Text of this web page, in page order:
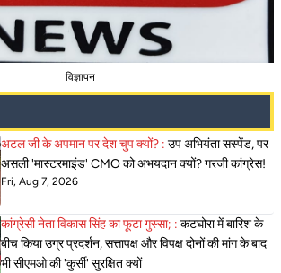
विज्ञापन
अटल जी के अपमान पर देश चुप क्यों? : उप अभियंता सस्पेंड, पर
असली 'मास्टरमाइंड' CMO को अभयदान क्यों? गरजी कांग्रेस!
Fri, Aug 7, 2026
कांग्रेसी नेता विकास सिंह का फूटा गुस्सा; : कटघोरा में बारिश के
बीच किया उग्र प्रदर्शन, सत्तापक्ष और विपक्ष दोनों की मांग के बाद
भी सीएमओ की 'कुर्सी' सुरक्षित क्यों